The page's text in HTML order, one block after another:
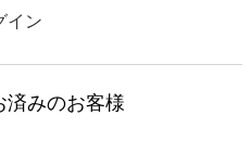
イン
済みのお客様